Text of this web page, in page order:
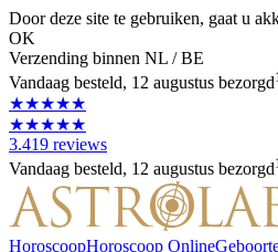
Door deze site te gebruiken, gaat u
OK
Verzending binnen NL / BE
Vandaag besteld, 12 augustus bezorgd
★★★★★
★★★★★
3.419 reviews
Vandaag besteld, 12 augustus bezorgd
HoroscoopHoroscoop Online